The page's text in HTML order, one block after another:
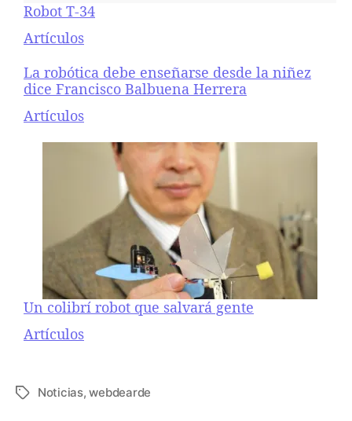
Robot T-34
Respecto a
Artículos
La robótica debe enseñarse desde la niñez
dice Francisco Balbuena Herrera
Respecto a
Artículos
Un colibrí robot que salvará gente
Respecto a
Artículos
E
Noticias,webdearde